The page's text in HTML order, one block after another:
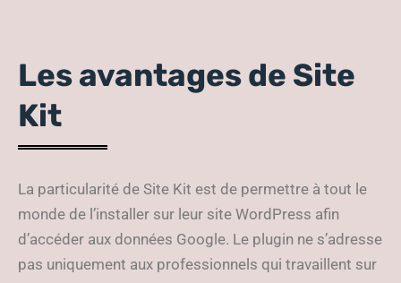
Les avantages de Site
Kit
La particularité de Site Kit est de permettre à tout le
monde de l’installer sur leur site WordPress afin
d’accéder aux données Google. Le plugin ne s’adresse
pas uniquement aux professionnels qui travaillent sur